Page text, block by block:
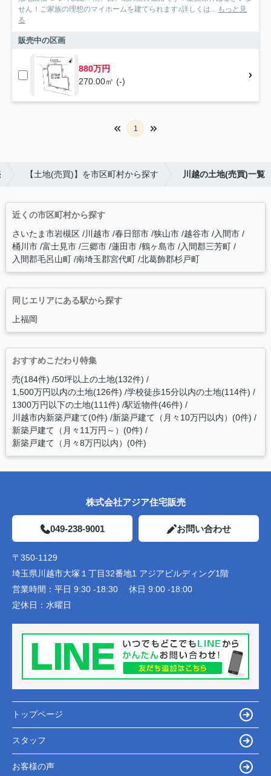
せん！ご家族の理想のマイホームを建てられます♪詳しくは... もっと見
る
販売中の区画
880万円
270.00㎡ (-)
1
【土地(売買)】を市区町村から探す 川越の土地(売買)一覧
近くの市区町村から探す
さいたま市岩槻区 川越市 春日部市 狭山市 越谷市 入間市
桶川市 富士見市 三郷市 蓮田市 鶴ヶ島市 入間郡三芳町
入間郡毛呂山町 南埼玉郡宮代町 北葛飾郡杉戸町
同じエリアにある駅から探す
上福岡
おすすめこだわり特集
売(184件) 50坪以上の土地(132件)
1,500万円以内の土地(126件) 学校徒歩15分以内の土地(114件)
1300万円以下の土地(111件) 駅近物件(46件)
川越市内新築戸建て(0件) 新築戸建て（月々10万円以内）(0件)
新築戸建て（月々11万円～）(0件)
新築戸建て（月々8万円以内）(0件)
株式会社アジア住宅販売
049-238-9001 お問い合わせ
〒350-1129
埼玉県川越市大塚１丁目32番地1 アジアビルディング1階
営業時間： 平日 9:30 -18:30 休日 9:00 -18:00
定休日： 水曜日
トップページ
スタッフ
お客様の声